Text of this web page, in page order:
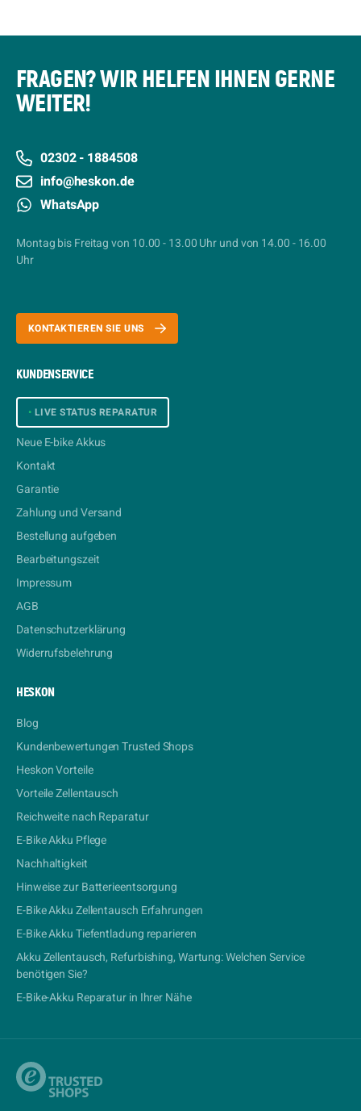
FRAGEN? WIR HELFEN IHNEN GERNE
WEITER!
02302 - 1884508
info@heskon.de
WhatsApp
Montag bis Freitag von 10.00 - 13.00 Uhr und von 14.00 - 16.00
Uhr
KONTAKTIEREN SIE UNS
KUNDENSERVICE
• LIVE STATUS REPARATUR
Neue E-bike Akkus
Kontakt
Garantie
Zahlung und Versand
Bestellung aufgeben
Bearbeitungszeit
Impressum
AGB
Datenschutzerklärung
Widerrufsbelehrung
HESKON
Blog
Kundenbewertungen Trusted Shops
Heskon Vorteile
Vorteile Zellentausch
Reichweite nach Reparatur
E-Bike Akku Pflege
Nachhaltigkeit
Hinweise zur Batterieentsorgung
E-Bike Akku Zellentausch Erfahrungen
E-Bike Akku Tiefentladung reparieren
Akku Zellentausch, Refurbishing, Wartung: Welchen Service
benötigen Sie?
E-Bike-Akku Reparatur in Ihrer Nähe